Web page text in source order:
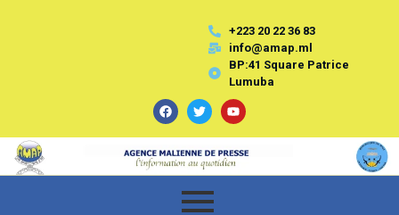
+223 20 22 36 83
info@amap.ml
BP:41 Square Patrice
Lumuba